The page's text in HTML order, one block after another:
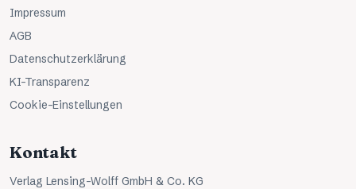
Impressum
AGB
Datenschutzerklärung
KI-Transparenz
Cookie-Einstellungen
Kontakt
Verlag Lensing-Wolff GmbH & Co. KG